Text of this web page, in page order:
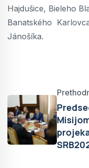
Hajdušice, Bieleho
Banatského
Jánošíka.